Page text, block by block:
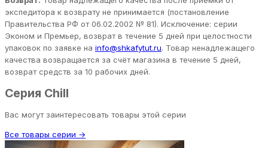
экспедитора к возврату не принимается (постановление
Правительства РФ от 06.02.2002 № 81). Исключение: серии
Эконом и Премьер, возврат в течение 5 дней при целостности
упаковок по заявке на info@shkafytut.ru. Товар ненадлежащего
качества возвращается за счёт магазина в течение 5 дней,
возврат средств за 10 рабочих дней.
Серия Chill
Вас могут заинтересовать товары этой серии
Все товары серии →